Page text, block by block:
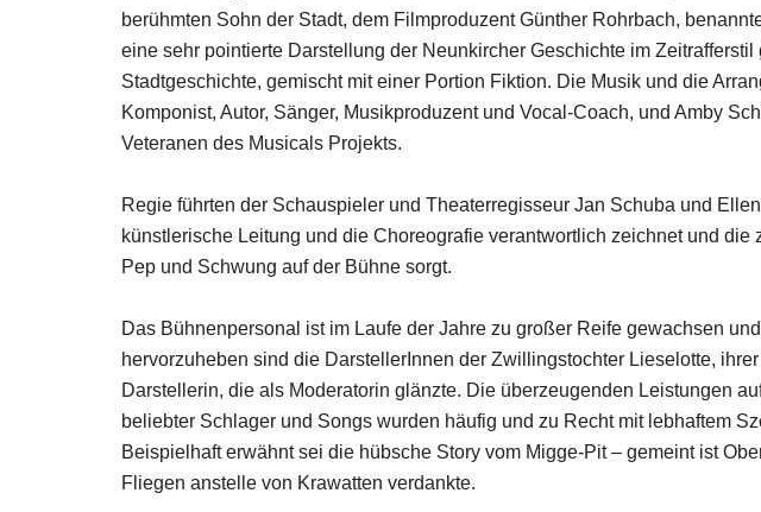
berühmten Sohn der Stadt, dem Filmproduzent Günther Rohrbach,
eine sehr pointierte Darstellung der Neunkircher Geschichte im
Stadtgeschichte, gemischt mit einer Portion Fiktion. Die Musik und die
Komponist, Autor, Sänger, Musikproduzent und Vocal-Coach, und Amby
Veteranen des Musicals Projekts.
Regie führten der Schauspieler und Theaterregisseur Jan Schuba und
künstlerische Leitung und die Choreografie verantwortlich zeichnet und
Pep und Schwung auf der Bühne sorgt.
Das Bühnenpersonal ist im Laufe der Jahre zu großer Reife gewachsen
hervorzuheben sind die DarstellerInnen der Zwillingstochter Lieselotte,
Darstellerin, die als Moderatorin glänzte. Die überzeugenden Leistungen
beliebter Schlager und Songs wurden häufig und zu Recht mit lebhaftem
Beispielhaft erwähnt sei die hübsche Story vom Migge-Pit – gemeint ist
Fliegen anstelle von Krawatten verdankte.